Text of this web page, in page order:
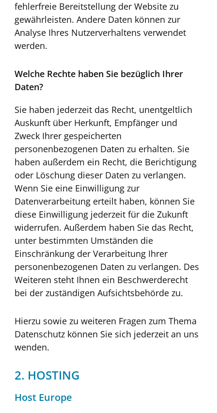
fehlerfreie Bereitstellung der Website zu
gewährleisten. Andere Daten können zur
Analyse Ihres Nutzerverhaltens verwendet
werden.
Welche Rechte haben Sie bezüglich Ihrer
Daten?
Sie haben jederzeit das Recht, unentgeltlich
Auskunft über Herkunft, Empfänger und
Zweck Ihrer gespeicherten
personenbezogenen Daten zu erhalten. Sie
haben außerdem ein Recht, die Berichtigung
oder Löschung dieser Daten zu verlangen.
Wenn Sie eine Einwilligung zur
Datenverarbeitung erteilt haben, können Sie
diese Einwilligung jederzeit für die Zukunft
widerrufen. Außerdem haben Sie das Recht,
unter bestimmten Umständen die
Einschränkung der Verarbeitung Ihrer
personenbezogenen Daten zu verlangen. Des
Weiteren steht Ihnen ein Beschwerderecht
bei der zuständigen Aufsichtsbehörde zu.
Hierzu sowie zu weiteren Fragen zum Thema
Datenschutz können Sie sich jederzeit an uns
wenden.
2. HOSTING
Host Europe